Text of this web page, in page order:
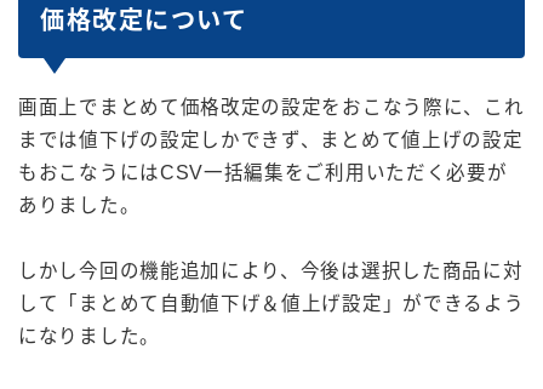
今なら30日間無料
使ってみる
ログインはこちら
価格改定について
画面上でまとめて価格改定の設定をおこなう際に、これ
までは値下げの設定しかできず、まとめて値上げの設定
もおこなうにはCSV一括編集をご利用いただく必要が
ありました。
しかし今回の機能追加により、今後は選択した商品に対
して「まとめて自動値下げ＆値上げ設定」ができるよう
になりました。